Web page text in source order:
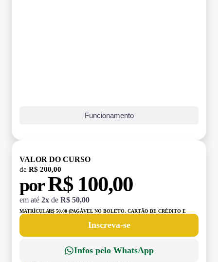
Funcionamento
VALOR DO CURSO
de R$ 200,00
porR$ 100,00
em até 2x de R$ 50,00
MATRÍCULA:R$ 50,00 (PAGÁVEL NO BOLETO, CARTÃO DE CRÉDITO E
Inscreva-se
Infos pelo WhatsApp